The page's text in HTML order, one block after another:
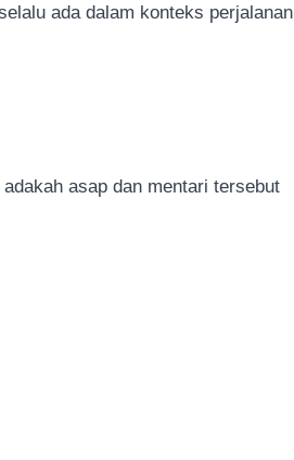
ada dalam konteks perjalanan
asap dan mentari tersebut